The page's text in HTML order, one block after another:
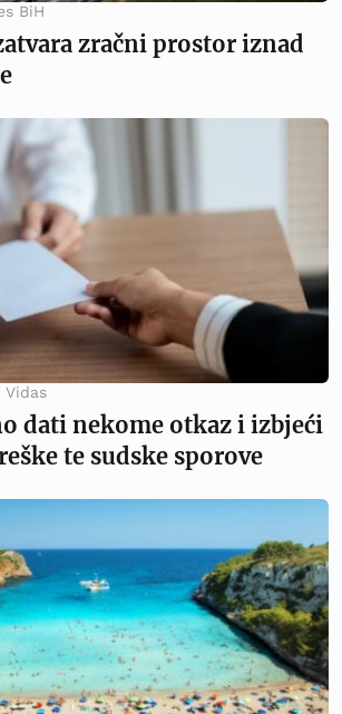
BiH
zračni prostor iznad
Vidas
dati nekome otkaz i izbjeći
te sudske sporove